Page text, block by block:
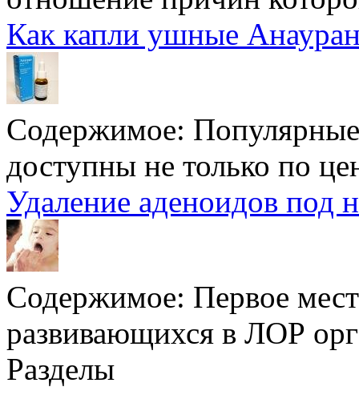
Как капли ушные
Содержимое:
доступны не только по
Удаление аденоидов под
Содержимое: Первое
развивающихся в ЛОР
Разделы